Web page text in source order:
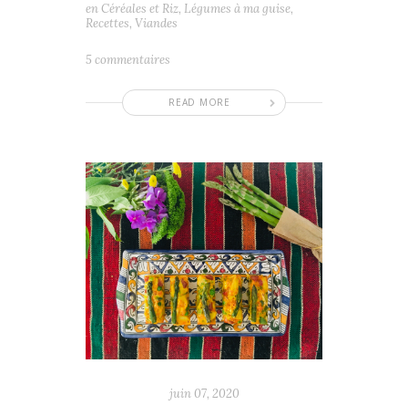
READ MORE
enCéréales et Riz, Légumes à ma guise,
Recettes, Viandes
5 commentaires
juin 07, 2020